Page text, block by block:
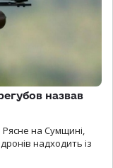
назвав
Рясне на Сумщині,
надходить із